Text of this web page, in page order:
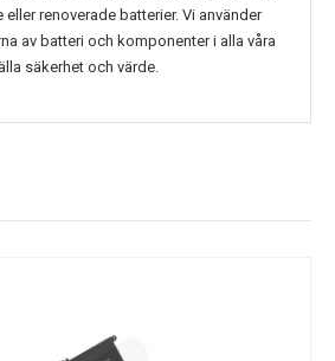
renoverade batterier. Vi använder
av batteri och komponenter i alla våra
säkerhet och värde.